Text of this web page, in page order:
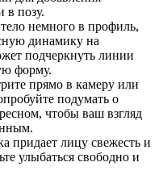
в позу.
немного в профиль,
динамику на
подчеркнуть линии
форму.
прямо в камеру или
подумать о
чтобы ваш взгляд
придает лицу свежесть и
улыбаться свободно и